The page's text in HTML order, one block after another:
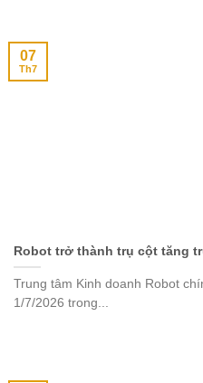
Robot trở thành trụ cột tăng
Trung tâm Kinh doanh Robot
1/7/2026 trong...
07
Th7